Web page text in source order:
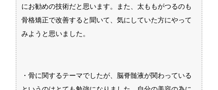
にお勧めの技術だと思います。また、太ももがつるのも
骨格矯正で改善すると聞いて、気にしていた方にやって
みようと思いました。
・骨に関するテーマでしたが、脳脊髄液が関わっている